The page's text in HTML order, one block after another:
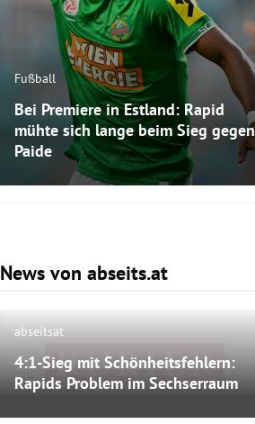
Fußball
Bei Premiere in Estland: Rapid
mühte sich lange beim Sieg gegen
Paide
News von abseits.at
Slide 1 von 3
Bild nicht mehr verfügbar
abseitsat
4:1-Sieg mit Schönheitsfehlern:
Rapids Problem im Sechserraum